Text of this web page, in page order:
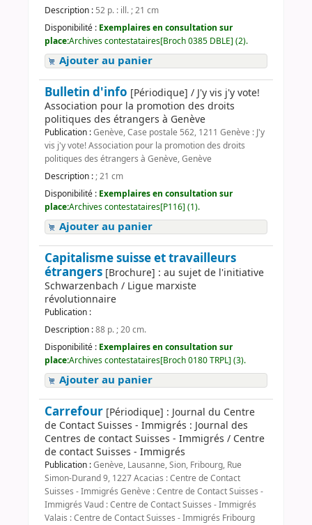
Description : 52 p. : ill. ; 21 cm
Disponibilité : Exemplaires en consultation sur
place:Archives contestataires[Broch 0385 DBLE] (2).
Ajouter au panier
Bulletin d'info [Périodique] / J'y vis j'y vote!
Association pour la promotion des droits
politiques des étrangers à Genève
Publication :Genève, Case postale 562, 1211 Genève : J'y
vis j'y vote! Association pour la promotion des droits
politiques des étrangers à Genève, Genève
Description :; 21 cm
Disponibilité : Exemplaires en consultation sur
place:Archives contestataires[P116] (1).
Ajouter au panier
Capitalisme suisse et travailleurs
étrangers [Brochure] : au sujet de l'initiative
Schwarzenbach / Ligue marxiste
révolutionnaire
Publication :
Description :88 p. ; 20 cm.
Disponibilité : Exemplaires en consultation sur
place:Archives contestataires[Broch 0180 TRPL] (3).
Ajouter au panier
Carrefour [Périodique] : Journal du Centre
de Contact Suisses - Immigrés : Journal des
Centres de contact Suisses - Immigrés / Centre
de contact Suisses - Immigrés
Publication :Genève, Lausanne, Sion, Fribourg, Rue
Simon-Durand 9, 1227 Acacias : Centre de Contact
Suisses - Immigrés Genève : Centre de Contact Suisses -
Immigrés Vaud : Centre de Contact Suisses - Immigrés
Valais : Centre de Contact Suisses - Immigrés Fribourg